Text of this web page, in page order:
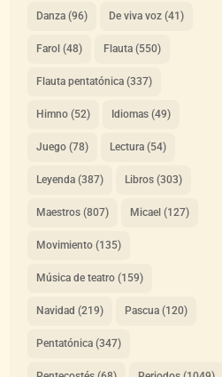
Danza(96) De viva voz(41)
Farol (48) Flauta(550)
Flauta pentatónica(337)
Himno(52) Idiomas(49)
Juego(78) Lectura(54)
Leyenda(387) Libros(303)
Maestros(807) Micael (127)
Movimiento(135)
Música de teatro(159)
Navidad (219) Pascua(120)
Pentatónica(347)